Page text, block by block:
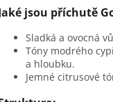
jsou příchutě
Sladká a ovocná
Tóny modrého
a hloubku.
Jemné citrusové